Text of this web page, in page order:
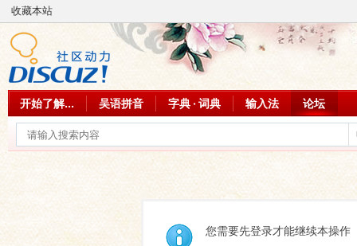
收藏本站
开始了解... 吴语拼音 字典 · 词典 输入法 论坛
您需要先登录才能继续本操作